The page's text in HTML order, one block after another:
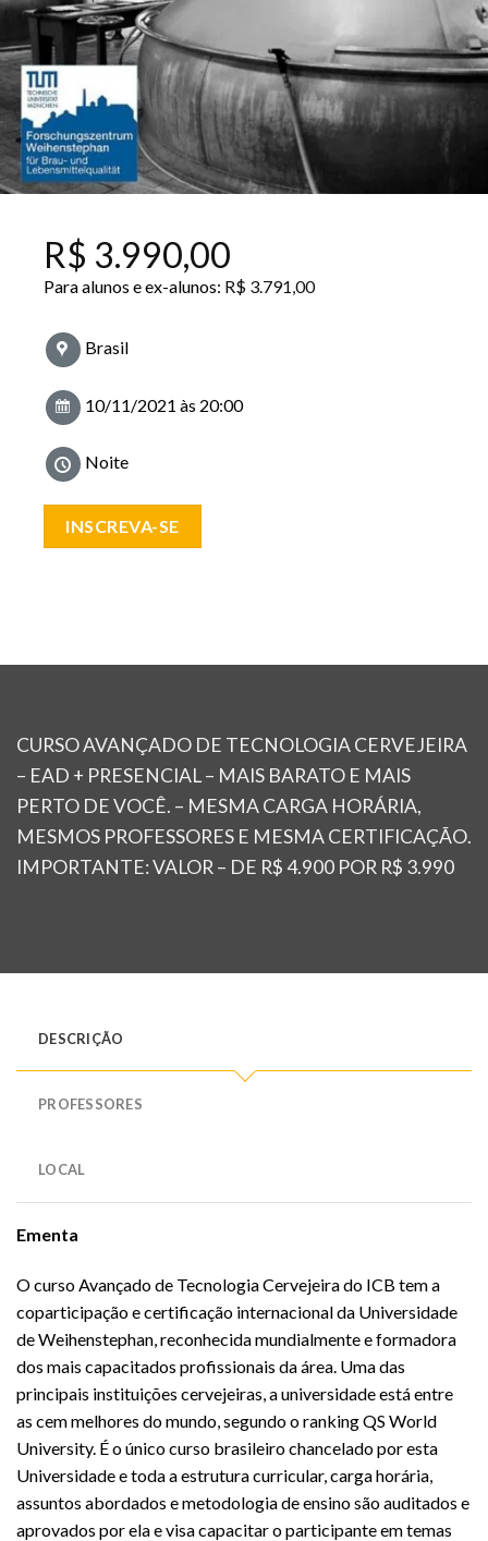
R$ 3.990,00
Para alunos e ex-alunos: R$ 3.791,00
Brasil
10/11/2021 às 20:00
Noite
INSCREVA-SE
CURSO AVANÇADO DE TECNOLOGIA CERVEJEIRA
– EAD + PRESENCIAL – MAIS BARATO E MAIS
PERTO DE VOCÊ. – MESMA CARGA HORÁRIA,
MESMOS PROFESSORES E MESMA CERTIFICAÇÃO.
IMPORTANTE: VALOR – DE R$ 4.900 POR R$ 3.990
DESCRIÇÃO
PROFESSORES
LOCAL
Ementa
O curso Avançado de Tecnologia Cervejeira do ICB tem a
coparticipação e certificação internacional da Universidade
de Weihenstephan, reconhecida mundialmente e formadora
dos mais capacitados profissionais da área. Uma das
principais instituições cervejeiras, a universidade está entre
as cem melhores do mundo, segundo o ranking QS World
University. É o único curso brasileiro chancelado por esta
Universidade e toda a estrutura curricular, carga horária,
assuntos abordados e metodologia de ensino são auditados e
aprovados por ela e visa capacitar o participante em temas